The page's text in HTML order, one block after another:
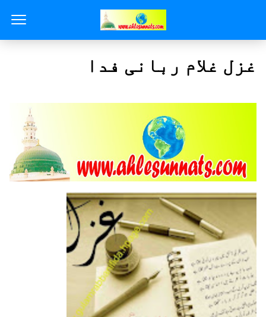
غزل غلام ربانی فدا